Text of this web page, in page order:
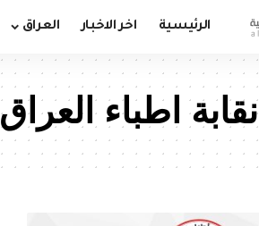
الرئيسية اخر الاخبار العراق
نقابة اطباء العراق